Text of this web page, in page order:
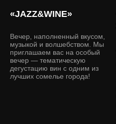
«JAZZ&WINE»
Вечер, наполненный вкусом,
музыкой и волшебством. Мы
приглашаем вас на особый
вечер — тематическую
дегустацию вин с одним из
лучших сомелье города!